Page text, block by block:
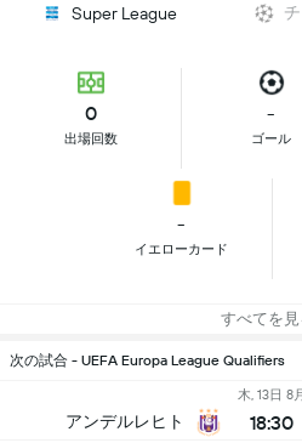
Super League
0
出場回数
-
ゴール
-
イエローカード
すべてを見
次の試合 - UEFA Europa League Qualifiers
アンデルレヒト
木, 13日 8
18:30